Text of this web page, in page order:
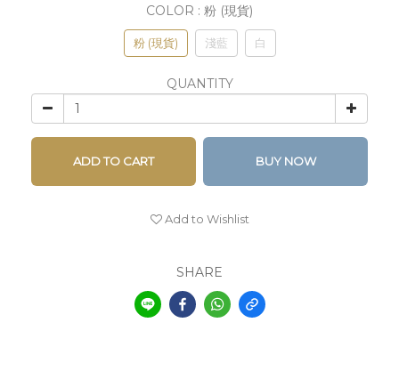
COLOR : 粉 (現貨)
粉 (現貨) 淺藍 白
QUANTITY
ADD TO CART BUY NOW
Add to Wishlist
SHARE